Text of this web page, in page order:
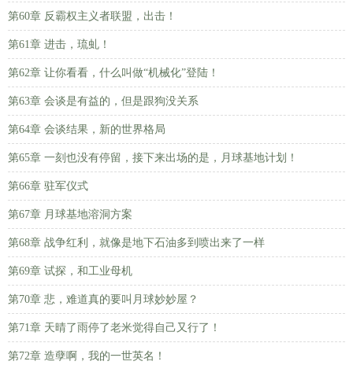
第60章 反霸权主义者联盟，出击！
第61章 进击，琉虬！
第62章 让你看看，什么叫做“机械化”登陆！
第63章 会谈是有益的，但是跟狗没关系
第64章 会谈结果，新的世界格局
第65章 一刻也没有停留，接下来出场的是，月球基地计划！
第66章 驻军仪式
第67章 月球基地溶洞方案
第68章 战争红利，就像是地下石油多到喷出来了一样
第69章 试探，和工业母机
第70章 悲，难道真的要叫月球妙妙屋？
第71章 天晴了雨停了老米觉得自己又行了！
第72章 造孽啊，我的一世英名！